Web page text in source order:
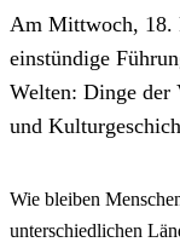
Am Mittwoch, 18.
einstündige
Welten: Dinge der
und
Wie bleiben
unterschiedlichen